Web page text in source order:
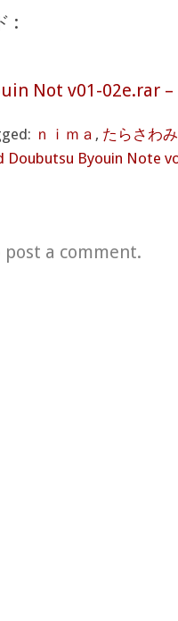
:
Not v01-02e.rar –
ｎｉｍａ , たらさわ
Doubutsu Byouin Note
post a comment.